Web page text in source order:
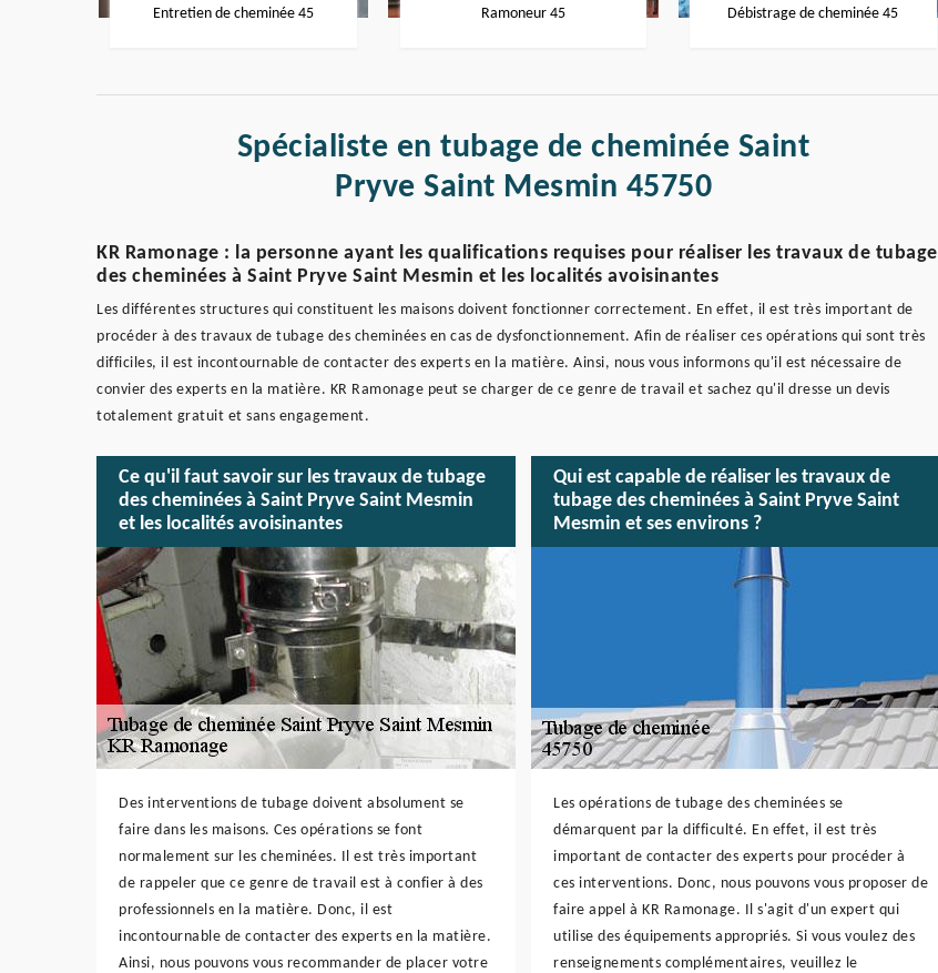
Entretien de cheminée 45 Ramoneur 45 Débistrage de cheminée 45
Spécialiste en tubage de cheminée Saint
Pryve Saint Mesmin 45750
KR Ramonage : la personne ayant les qualifications requises pour réaliser les travaux de tubage
des cheminées à Saint Pryve Saint Mesmin et les localités avoisinantes
Les différentes structures qui constituent les maisons doivent fonctionner correctement. En effet, il est très important de
procéder à des travaux de tubage des cheminées en cas de dysfonctionnement. Afin de réaliser ces opérations qui sont très
difficiles, il est incontournable de contacter des experts en la matière. Ainsi, nous vous informons qu'il est nécessaire de
convier des experts en la matière. KR Ramonage peut se charger de ce genre de travail et sachez qu'il dresse un devis
totalement gratuit et sans engagement.
Ce qu'il faut savoir sur les travaux de tubage
des cheminées à Saint Pryve Saint Mesmin
et les localités avoisinantes
Des interventions de tubage doivent absolument se
faire dans les maisons. Ces opérations se font
normalement sur les cheminées. Il est très important
de rappeler que ce genre de travail est à confier à des
professionnels en la matière. Donc, il est
incontournable de contacter des experts en la matière.
Ainsi, nous pouvons vous recommander de placer votre
Qui est capable de réaliser les travaux de
tubage des cheminées à Saint Pryve Saint
Mesmin et ses environs ?
Les opérations de tubage des cheminées se
démarquent par la difficulté. En effet, il est très
important de contacter des experts pour procéder à
ces interventions. Donc, nous pouvons vous proposer de
faire appel à KR Ramonage. Il s'agit d'un expert qui
utilise des équipements appropriés. Si vous voulez des
renseignements complémentaires, veuillez le